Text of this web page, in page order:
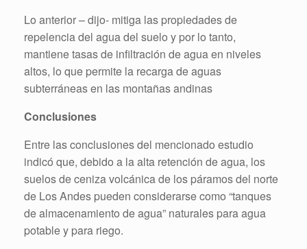
Lo anterior – dijo- mitiga las propiedades de
repelencia del agua del suelo y por lo tanto,
mantiene tasas de infiltración de agua en niveles
altos, lo que permite la recarga de aguas
subterráneas en las montañas andinas
Conclusiones
Entre las conclusiones del mencionado estudio
indicó que, debido a la alta retención de agua, los
suelos de ceniza volcánica de los páramos del norte
de Los Andes pueden considerarse como “tanques
de almacenamiento de agua” naturales para agua
potable y para riego.